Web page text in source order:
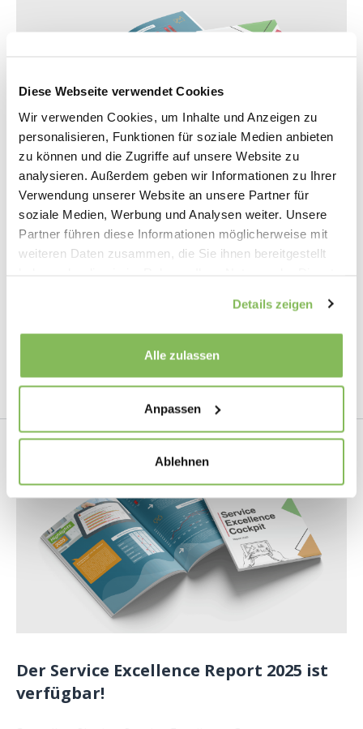
Diese Webseite verwendet Cookies
Wir verwenden Cookies, um Inhalte und Anzeigen zu
personalisieren, Funktionen für soziale Medien anbieten
zu können und die Zugriffe auf unsere Website zu
analysieren. Außerdem geben wir Informationen zu Ihrer
Verwendung unserer Website an unsere Partner für
soziale Medien, Werbung und Analysen weiter. Unsere
Partner führen diese Informationen möglicherweise mit
weiteren Daten zusammen, die Sie ihnen bereitgestellt
Details zeigen
Alle zulassen
Anpassen
Ablehnen
Treue Kundschaft kann man sich
schaffen
Servicequalität zum Kundenerlebnis bei. Deshalb hat
Mehr lesen
Der Service Excellence Report 2025 ist
verfügbar!